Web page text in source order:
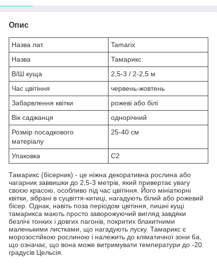
Опис
Назва лат.
Tamarix
Назва
Тамарикс
В/Ш куща
2,5-3 / 2-2,5 м
Час цвітіння
червень-жовтень
Забарвлення квітки
рожеві або білі
Вік саджанця
однорічний
Розмір посадкового
матеріалу
25-40 см
Упаковка С2
Тамарикс (бісерник) - це ніжна декоративна рослина або
чагарник заввишки до 2,5-3 метрів, який привертає увагу
своєю красою, особливо під час цвітіння. Його мініатюрні
квітки, зібрані в суцвіття-китиці, нагадують білий або рожевий
бісер. Однак, навіть поза періодом цвітіння, пишні кущі
тамарикса мають просто заворожуючий вигляд завдяки
безлічі тонких і довгих пагонів, покритих блакитними
маленькими листками, що нагадують луску. Тамарикс є
морозостійкою рослиною і належить до кліматичної зони 6а,
що означає, що вона може витримувати температури до -20
градусів Цельсія.